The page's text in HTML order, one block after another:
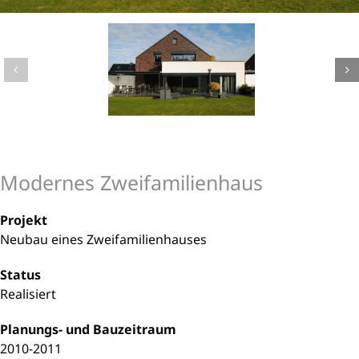
Modernes Zweifamilienhaus
Projekt
Neubau eines Zweifamilienhauses
Status
Realisiert
Planungs- und Bauzeitraum
2010-2011